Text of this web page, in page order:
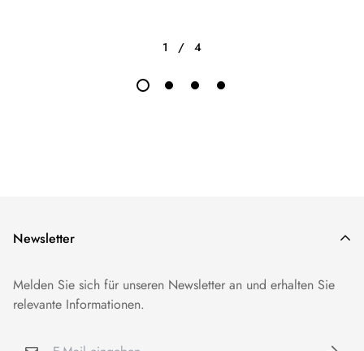
1 / 4
Newsletter
Melden Sie sich für unseren Newsletter an und erhalten Sie
relevante Informationen.